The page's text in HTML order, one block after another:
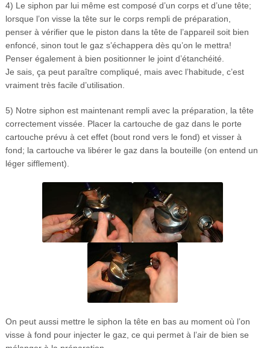
4) Le siphon par lui même est composé d’un corps et d’une tête;
lorsque l’on visse la tête sur le corps rempli de préparation,
penser à vérifier que le piston dans la tête de l’appareil soit bien
enfoncé, sinon tout le gaz s’échappera dès qu’on le mettra!
Penser également à bien positionner le joint d’étanchéité.
Je sais, ça peut paraître compliqué, mais avec l’habitude, c’est
vraiment très facile d’utilisation.
5) Notre siphon est maintenant rempli avec la préparation, la tête
correctement vissée. Placer la cartouche de gaz dans le porte
cartouche prévu à cet effet (bout rond vers le fond) et visser à
fond; la cartouche va libérer le gaz dans la bouteille (on entend un
léger sifflement).
On peut aussi mettre le siphon la tête en bas au moment où l’on
visse à fond pour injecter le gaz, ce qui permet à l’air de bien se